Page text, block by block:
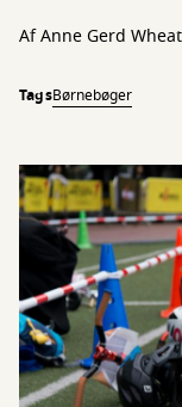
AfAnne Gerd
TagsBørnebøger